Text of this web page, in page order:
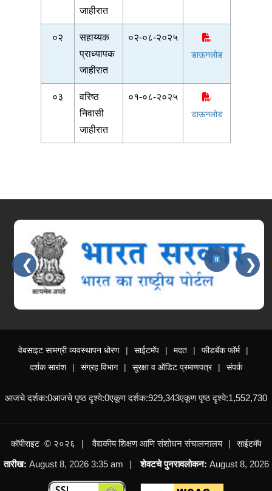
जाहीरात
०२
सहाय्यक
प्राध्यापक
जाहीरात
०२-०८-२०२५
डाऊनलोड
०३
वरिष्ठ
निवासी
जाहीरात
०१-०८-२०२५
डाऊनलोड
❮ ❯
वेबसाइट सामग्री व्यवस्थापन धोरण साईटमॅप मदत
फीडबॅक फॉर्म
दर्शक सारांश
संग्रह विभाग सुरक्षा व ऑडिट प्रमाणपत्र संपर्क
आजचे दर्शक:0आजचे पृष्ठ दृश्ये:0एकूण दर्शक:929,343एकूण पृष्ठ दृश्ये:1,552,730
कॉपीराइट© २०२६ वैद्यकीय शिक्षण आणि संशोधन संचालनालय साईटमॅप
तारीख: August 8, 2026 3:35 am शेवटचे पुनरावलोकन: August 8, 2026